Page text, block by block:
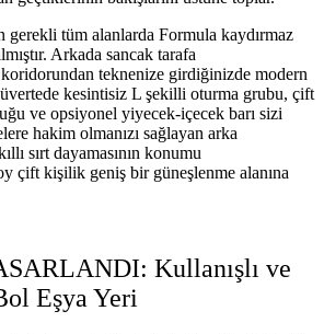
tüm alanlarda Formula kaydırmaz
Arkada sancak tarafa
koridorundan teknenize girdiğinizde modern
kesintisiz L şekilli oturma grubu, çift
ve opsiyonel yiyecek-içecek barı sizi
hakim olmanızı sağlayan arka
sırt dayamasının konumu
çift kişilik geniş bir güneşlenme alanına
Kullanışlı ve
Eşya Yeri